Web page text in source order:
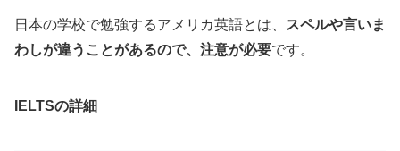
日本の学校で勉強するアメリカ英語とは、
スペルや言いま
わしが違うことがあるので、注意が必要です。
IELTSの詳細